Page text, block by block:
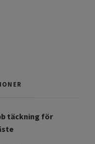
täckning för